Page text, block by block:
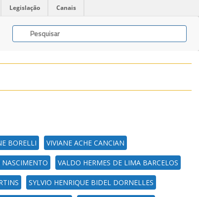
Legislação Canais
BORELLI VIVIANE ACHE CANCIAN
NASCIMENTO VALDO HERMES DE LIMA BARCELOS
SYLVIO HENRIQUE BIDEL DORNELLES